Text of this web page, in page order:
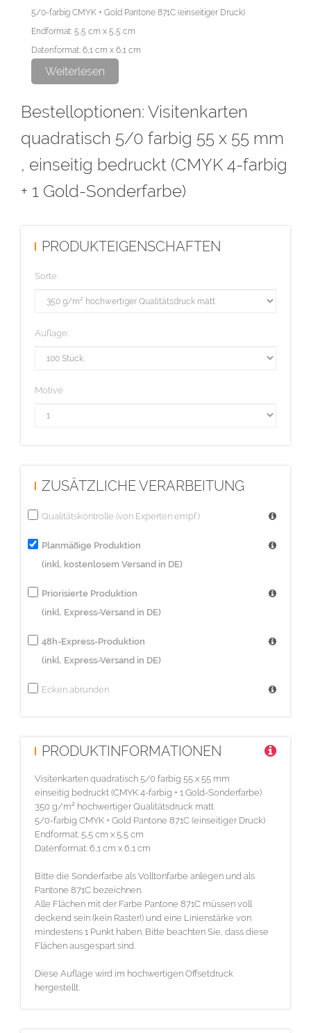
5/0-farbig CMYK + Gold Pantone 871C (einseitiger Druck)
Endformat: 5,5 cm x 5,5 cm
Datenformat: 6,1 cm x 6,1 cm
871C bezeichnen.
sein (kein Raster!) und eine Linienstärke von mindestens 1 Punkt
haben. Bitte beachten Sie, dass diese Flächen ausgespart sind.
Diese Auflage wird im hochwertigen Offsetdruck hergestellt.
Weiterlesen
Bestelloptionen: Visitenkarten
quadratisch 5/0 farbig 55 x 55 mm
, einseitig bedruckt (CMYK 4-farbig
+ 1 Gold-Sonderfarbe)
PRODUKTEIGENSCHAFTEN
Sorte:
Auflage:
Motive
ZUSÄTZLICHE VERARBEITUNG
Qualitätskontrolle (von Experten empf.)
Planmäßige Produktion
(inkl. kostenlosem Versand in DE)
Priorisierte Produktion
(inkl. Express-Versand in DE)
48h-Express-Produktion
(inkl. Express-Versand in DE)
Ecken abrunden
PRODUKTINFORMATIONEN
Visitenkarten quadratisch 5/0 farbig 55 x 55 mm
einseitig bedruckt (CMYK 4-farbig + 1 Gold-Sonderfarbe)
350 g/m² hochwertiger Qualitätsdruck matt
5/0-farbig CMYK + Gold Pantone 871C (einseitiger Druck)
Endformat: 5,5 cm x 5,5 cm
Datenformat: 6,1 cm x 6,1 cm
Bitte die Sonderfarbe als Volltonfarbe anlegen und als
Pantone 871C bezeichnen.
Alle Flächen mit der Farbe Pantone 871C müssen voll
deckend sein (kein Raster!) und eine Linienstärke von
mindestens 1 Punkt haben. Bitte beachten Sie, dass diese
Flächen ausgespart sind.
Diese Auflage wird im hochwertigen Offsetdruck
hergestellt.